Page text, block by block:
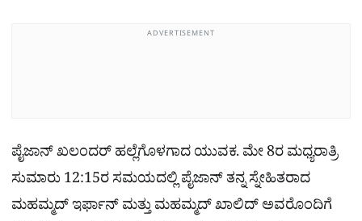
ADVERTISEMENT
ಪೈಜಾನ್ ಖಲಂದರ್ ಹಲ್ಲೆಗೊಳಗಾದ ಯುವಕ. ಮೇ 8ರ ಮಧ್ಯರಾತ್ರಿ
ಸುಮಾರು 12:15ರ ಸಮಯದಲ್ಲಿ ಪೈಜಾನ್ ತನ್ನ ಸ್ನೇಹಿತರಾದ
ಮಹಮ್ಮದ್ ಇರ್ಫಾನ್ ಮತ್ತು ಮಹಮ್ಮದ್ ಖಾಲಿದ್ ಅವರೊಂದಿಗೆ